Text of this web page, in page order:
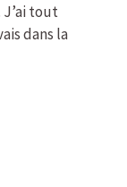
tout
dans la